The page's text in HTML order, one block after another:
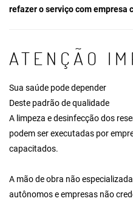
refazer o serviço com empresa
ATENÇÃO
Sua saúde pode depender
Deste padrão de qualidade
A limpeza e desinfecção dos
podem ser executadas por
capacitados.
A mão de obra não
autônomos e empresas não